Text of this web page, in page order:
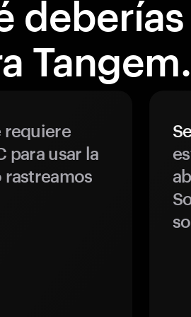
Tangem.
requiere
para usar la